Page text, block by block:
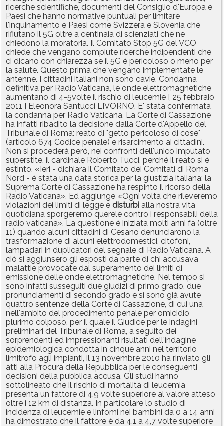
ricerche scientifiche, documenti del Consiglio d'Europa e
Paesi che hanno normative puntuali per limitare
l'inquinamento e Paesi come Svizzera e Slovenia che
rifiutano il 5G oltre a centinaia di scienziati che ne
chiedono la moratoria. Il Comitato Stop 5G del VCO
chiede che vengano compiute ricerche indipendenti che
ci dicano con chiarezza se il 5G è pericoloso o meno per
la salute. Questo prima che vengano implementate le
antenne. I cittadini italiani non sono cavie. Condanna
definitiva per Radio Vaticana, le onde elettromagnetiche
aumentano di 4-5volte il rischio di leucemie [ 25 febbraio
2011 ] Eleonora Santucci LIVORNO. E' stata confermata
la condanna per Radio Vaticana. La Corte di Cassazione
ha infatti ribadito la decisione dalla Corte d'Appello del
Tribunale di Roma: reato di "getto pericoloso di cose"
(articolo 674 Codice penale) e risarcimento ai cittadini.
Non si procederà però, nei confronti dell'unico imputato
superstite, il cardinale Roberto Tucci, perché il reato si è
estinto. «Ieri - dichiara il Comitato dei Comitati di Roma
Nord - è stata una data storica per la giustizia italiana: la
Suprema Corte di Cassazione ha respinto il ricorso della
Radio Vaticana». Ed aggiunge «Ogni volta che rileveremo
violazioni dei limiti di legge e disturbi alla nostra vita
quotidiana sporgeremo querele contro i responsabili della
radio vaticana». La questione è iniziata molti anni fa (oltre
11) quando alcuni cittadini di Cesano denunciarono la
trasformazione di alcuni elettrodomestici, citofoni,
lampadari in duplicatori del segnale di Radio Vaticana. A
ciò si aggiunsero gli esposti da parte di chi accusava
malattie provocate dal superamento dei limiti di
emissione delle onde elettromagnetiche. Nel tempo si
sono infatti susseguiti due giudizi di primo grado, due
pronunciamenti di secondo grado e si sono già avute
quattro sentenze della Corte di Cassazione, di cui una
nell'ambito del procedimento penale per omicidio
plurimo colposo, per il quale il Giudice per le indagini
preliminari del Tribunale di Roma, a seguito dei
sorprendenti ed impressionanti risultati dell'indagine
epidemiologica condotta in cinque anni nel territorio
limitrofo agli impianti, il 13 novembre 2010 ha rinviato gli
atti alla Procura della Repubblica per le conseguenti
decisioni della pubblica accusa. Gli studi hanno
sottolineato che il rischio di mortalità di leucemia
presenta un fattore di 4,9 volte superiore al valore atteso
oltre i 12 km di distanza. In particolare lo studio di
incidenza di leucemie e linfomi nei bambini da 0 a 14 anni
ha dimostrato che il fattore è da 4,1 a 4,7 volte superiore